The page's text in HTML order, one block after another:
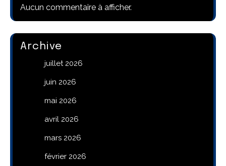
Aucun commentaire à afficher.
Archive
juillet 2026
juin 2026
mai 2026
avril 2026
mars 2026
février 2026